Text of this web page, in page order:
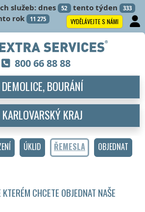
služeb: dnes 52 tento týden 333
rok 11 275 VYDĚLÁVEJTE S NÁMI
ÚKLID ŘEMESLA
OBJEDNAT
CHCETE OBJEDNAT NAŠE
800 66 88 88
DEMOLICE, BOURÁNÍ
KARLOVARSKÝ KRAJ